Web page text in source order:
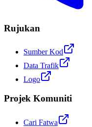
Rujukan
Sumber Kod
Data Trafik
Logo
Projek Komuniti
Cari Fatwa